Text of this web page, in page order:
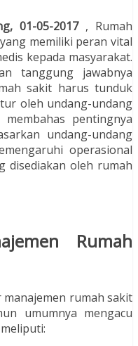
01-05-2017, Rumah
memiliki peran vital
kepada masyarakat.
tanggung jawabnya
sakit harus tunduk
oleh undang-undang
pentingnya
undang-undang
operasional
disediakan oleh rumah
Rumah
rumah sakit
umumnya mengacu